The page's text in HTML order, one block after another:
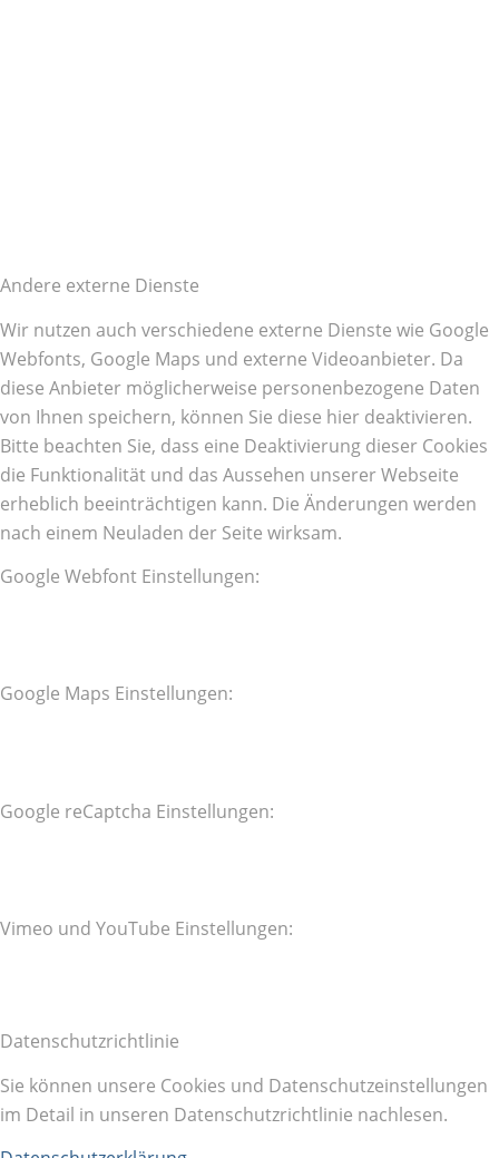
Andere externe Dienste
Wir nutzen auch verschiedene externe Dienste wie Google
Webfonts, Google Maps und externe Videoanbieter. Da
diese Anbieter möglicherweise personenbezogene Daten
von Ihnen speichern, können Sie diese hier deaktivieren.
Bitte beachten Sie, dass eine Deaktivierung dieser Cookies
die Funktionalität und das Aussehen unserer Webseite
erheblich beeinträchtigen kann. Die Änderungen werden
nach einem Neuladen der Seite wirksam.
Google Webfont Einstellungen:
Google Maps Einstellungen:
Google reCaptcha Einstellungen:
Vimeo und YouTube Einstellungen:
Datenschutzrichtlinie
Sie können unsere Cookies und Datenschutzeinstellungen
im Detail in unseren Datenschutzrichtlinie nachlesen.